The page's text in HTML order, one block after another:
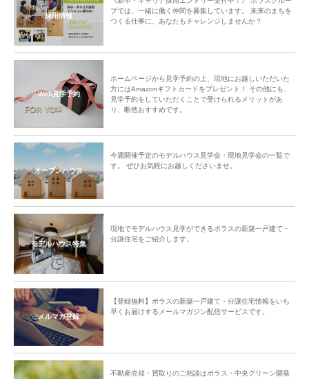
最後は、みなさん集まって出来上がったアレンジと一緒に記念撮影。庭木の
お手入れプチレクチャーもあり、楽しいワークショップと交流を深めるひと
時となりました。
「いきなり対面より良いかと思いました。」
「もう少し時間が欲しかったが楽しくできました。」
「マチトモ！サポートを利用して交流イベントを開催したいです！」
中央グリーン開発㈱では、これからの街の成長を楽しみにしつつ、今後も
「ご入居者様間のコミュニティ形成」のサポートをしてまいります。
採用情報
プでは、一緒に働く仲間を募集しています。 未来のまちを
つくる仕事に、あなたもチャレンジしませんか？
Web見学予約
ホームページから見学予約の上、現地にお越しいただいた
方にはAmazonギフトカードをプレゼント！ その他にも、
見学予約をしていただくことで受けられるメリットがあ
り、断然おすすめです。
オープンハウス
今週開催予定のモデルハウス見学会・現地見学会の一覧で
す。 ぜひお気軽にお越しくださいませ。
モデルハウス特集
現地でモデルハウス見学ができるポラスの新築一戸建て・
分譲住宅をご紹介します。
メルマガ登録
【登録無料】ポラスの新築一戸建て・分譲住宅情報をいち
早くお届けするメールマガジン配信サービスです。
不動産売却・買取りのご相談はポラス・中央グリーン開発